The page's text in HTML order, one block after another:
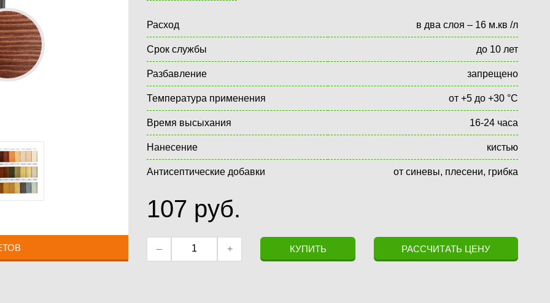
Расход в два слоя – 16 м.кв /л
Срок службы до 10 лет
Разбавление запрещено
Температура применения от +5 до +30 °С
Время высыхания 16-24 часа
Нанесение кистью
Антисептические добавки от синевы, плесени, грибка
107 руб.
– + КУПИТЬ РАССЧИТАТЬ ЦЕНУ